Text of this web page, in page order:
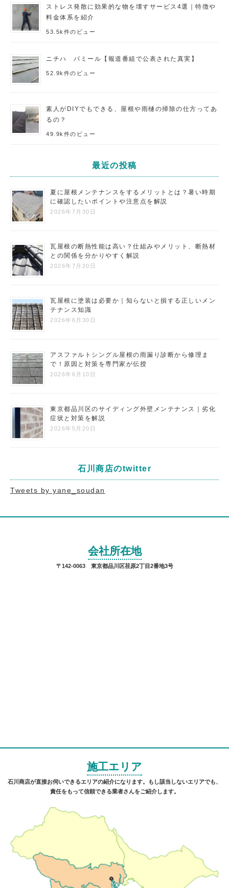
ストレス発散に効果的な物を壊すサービス4選｜特徴や
料金体系を紹介
53.5k件のビュー
ニチハ パミール【報道番組で公表された真実】
52.9k件のビュー
素人がDIYでもできる、屋根や雨樋の掃除の仕方ってあ
るの？
49.9k件のビュー
最近の投稿
夏に屋根メンテナンスをするメリットとは？暑い時期
に確認したいポイントや注意点を解説
2026年7月30日
瓦屋根の断熱性能は高い？仕組みやメリット、断熱材
との関係を分かりやすく解説
2026年7月20日
瓦屋根に塗装は必要か｜知らないと損する正しいメン
テナンス知識
2026年6月30日
アスファルトシングル屋根の雨漏り診断から修理ま
で！原因と対策を専門家が伝授
2026年6月10日
東京都品川区のサイディング外壁メンテナンス｜劣化
症状と対策を解説
2026年5月20日
石川商店のtwitter
Tweets by yane_soudan
会社所在地
〒142-0063 東京都品川区荏原2丁目2番地3号
施工エリア
石川商店が直接お伺いできるエリアの紹介になります。もし該当しないエリアでも、
責任をもって信頼できる業者さんをご紹介します。